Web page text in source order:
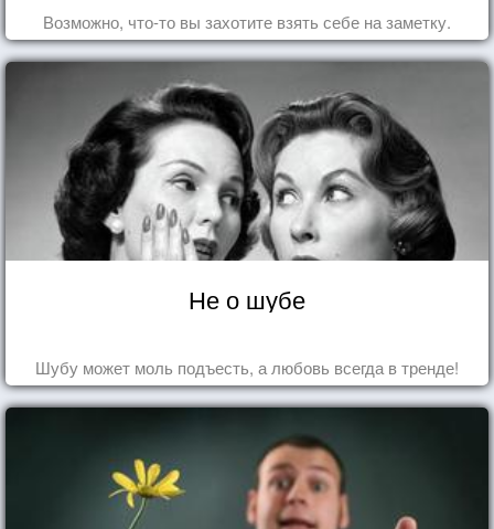
Возможно, что-то вы захотите взять себе на заметку.
Не о шубе
Шубу может моль подъесть, а любовь всегда в тренде!